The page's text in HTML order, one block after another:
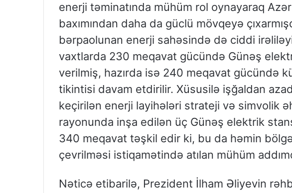
enerji təminatında mühüm rol oynayaraq
baxımından daha da güclü mövqeyə
bərpaolunan enerji sahəsində də ciddi
vaxtlarda 230 meqavat gücündə Günəş
verilmiş, hazırda isə 240 meqavat gücündə
tikintisi davam etdirilir. Xüsusilə işğaldan
keçirilən enerji layihələri strateji və simvolik
rayonunda inşa edilən üç Günəş elektrik
340 meqavat təşkil edir ki, bu da həmin
çevrilməsi istiqamətində atılan mühüm
Nəticə etibarilə, Prezident İlham Əliyevin